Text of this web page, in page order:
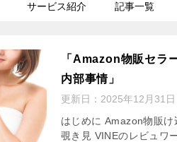
サービス紹介 記事一覧
「Amazon物販セラ
内部事情」
更新日： 2025年12月31日
はじめに Amazon物販
覗き見 VINEのレビュワ